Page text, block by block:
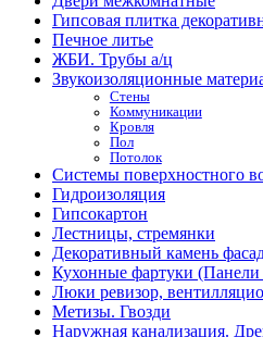
Гипсовая плитка
Печное литье
ЖБИ. Трубы а/ц
Звукоизоляционные
Стены
Коммуникации
Кровля
Пол
Потолок
Системы поверхностного
Гидроизоляция
Гипсокартон
Лестницы, стремянки
Декоративный камень
Кухонные фартуки (Панели
Люки ревизор,
Метизы. Гвозди
Наружная канализация.